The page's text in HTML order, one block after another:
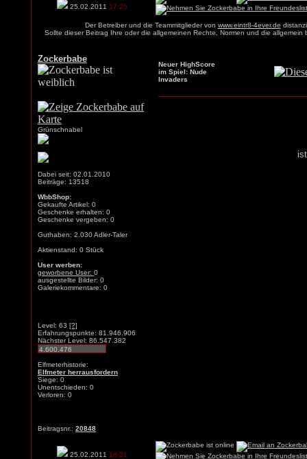
25.02.2011 17:25
Der Betreiber und die Teammitglieder von www.eintr8-4ever.de
Sollte dieser Beitrag Ihre oder die allgemeinen Rechte, Normen und die
Zockerbabe
Grünschnabel
Dabei seit: 02.01.2010
Beiträge: 13518
WbbShop:
Gekaufte Artikel: 0
Geschenke erhalten: 0
Geschenke vergeben: 0
Guthaben: 2.030 Adler-Taler
Aktienstand: 0 Stück
User werben:
geworbene User: 0
ausgestellte Bilder: 0
Galeriekommentare: 0
Level: 63 [?]
Erfahrungspunkte: 81.946.906
Nächster Level: 86.547.382
Elfmeterhistorie:
Elfmeter herrausfordern
Siege: 0
Unentschieden: 0
Verloren: 0
Beitragsnr.: 20848
Neuer HighScore
im Spiel: Nude
Invaders
25.02.2011 18:21